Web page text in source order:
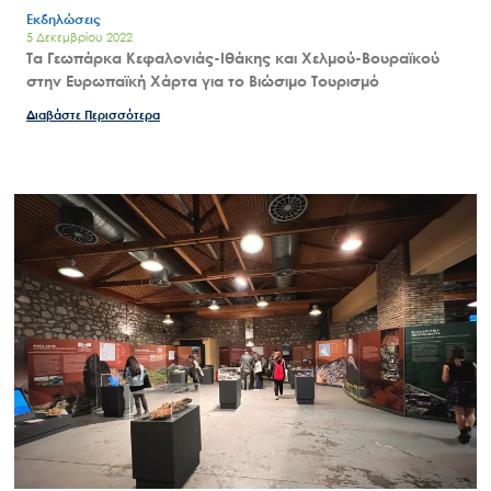
Search
for:
Ο.ΦΥ.ΠΕ.Κ.Α.
Νέα – Δημοσιότητα
Άξονες δράσης
Μ.Δ.Π.Π.
Έργα
Εισιτήρια
Επικοινωνία
Εκδηλώσεις
5 Δεκεμβρίου 2022
Τα Γεωπάρκα Κεφαλονιάς-Ιθάκης και Χελμού-Βουραϊκού
στην Ευρωπαϊκή Χάρτα για το Βιώσιμο Τουρισμό
Διαβάστε Περισσότερα